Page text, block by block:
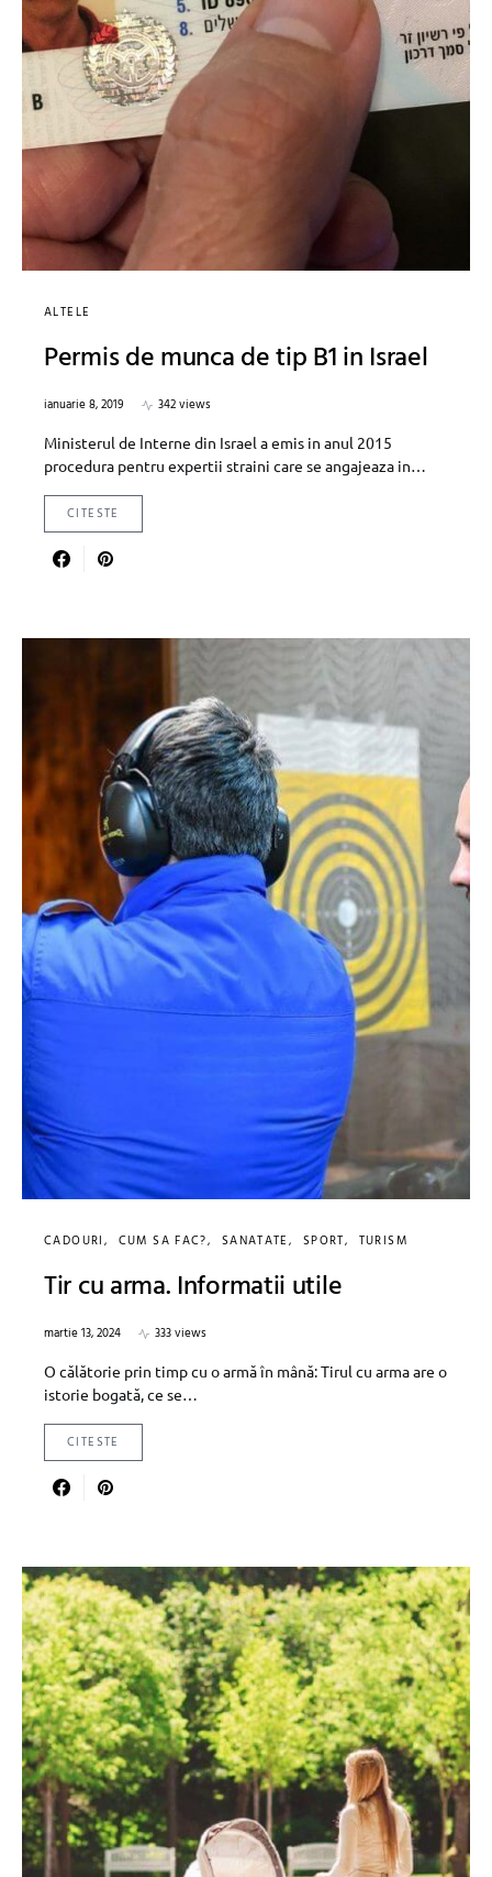
ALTELE
Permis de munca de tip B1 in Israel
ianuarie 8, 2019
342 views
Ministerul de Interne din Israel a emis in anul 2015
procedura pentru expertii straini care se angajeaza in…
CITESTE
CADOURI CUM SA FAC? SANATATE SPORT TURISM
Tir cu arma. Informatii utile
martie 13, 2024
333 views
O călătorie prin timp cu o armă în mână: Tirul cu arma are o
istorie bogată, ce se…
CITESTE